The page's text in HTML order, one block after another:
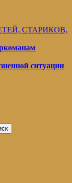
СТАРИКОВ,
ситуации